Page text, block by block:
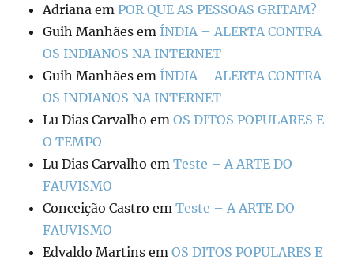
Adriana emPOR QUE AS PESSOAS GRITAM?
Guih Manhães em ÍNDIA – ALERTA CONTRA
OS INDIANOS NA INTERNET
Guih Manhães em ÍNDIA – ALERTA CONTRA
OS INDIANOS NA INTERNET
Lu Dias Carvalho emOS DITOS POPULARES E
O TEMPO
Lu Dias Carvalho emTeste – A ARTE DO
FAUVISMO
Conceição Castro emTeste – A ARTE DO
FAUVISMO
Edvaldo Martins emOS DITOS POPULARES E